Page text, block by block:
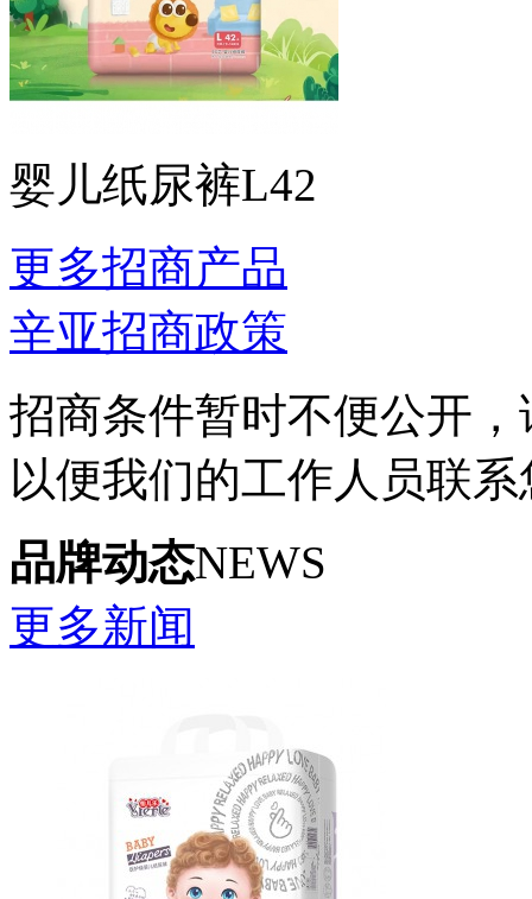
婴儿纸尿裤L42
更多招商产品
辛亚招商政策
招商条件暂时不便公开
以便我们的工作人员联
品牌动态NEWS
更多新闻